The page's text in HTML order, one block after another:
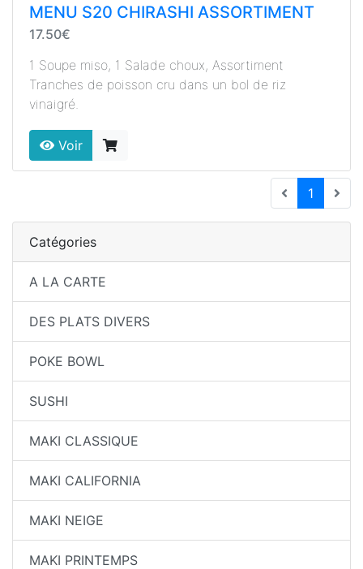
MENU S20 CHIRASHI ASSORTIMENT
17.50€
1 Soupe miso, 1 Salade choux, Assortiment
Tranches de poisson cru dans un bol de riz
vinaigré.
Voir
1
Catégories
A LA CARTE
DES PLATS DIVERS
POKE BOWL
SUSHI
MAKI CLASSIQUE
MAKI CALIFORNIA
MAKI NEIGE
MAKI PRINTEMPS